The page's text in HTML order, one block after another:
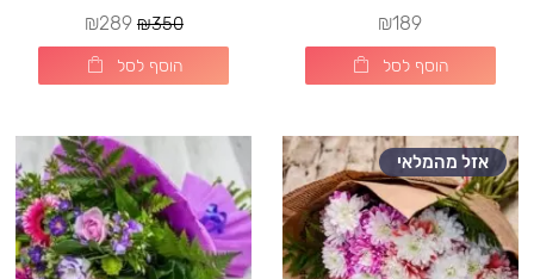
₪189
הוסף לסל
₪350
₪289
הוסף לסל
אזל מהמלאי